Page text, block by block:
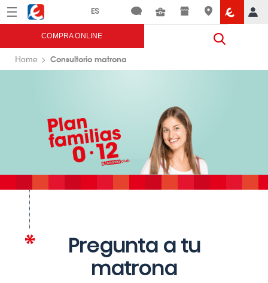
Menú Eroski
COMPRA ONLINE
Home Consultorio matrona
Pregunta a tu
matrona